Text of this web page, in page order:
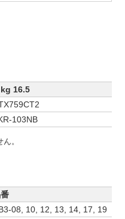
16.5
103NB
。
08, 10, 12, 13, 14, 17, 19